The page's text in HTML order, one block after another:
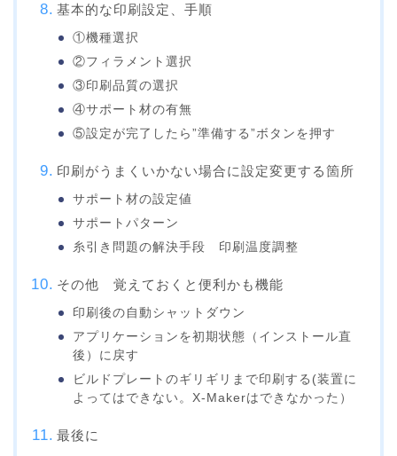
基本的な印刷設定、手順
①機種選択
②フィラメント選択
③印刷品質の選択
④サポート材の有無
⑤設定が完了したら”準備する”ボタンを押す
印刷がうまくいかない場合に設定変更する箇所
サポート材の設定値
サポートパターン
糸引き問題の解決手段 印刷温度調整
その他 覚えておくと便利かも機能
印刷後の自動シャットダウン
アプリケーションを初期状態（インストール直
後）に戻す
ビルドプレートのギリギリまで印刷する(装置に
よってはできない。X-Makerはできなかった）
最後に